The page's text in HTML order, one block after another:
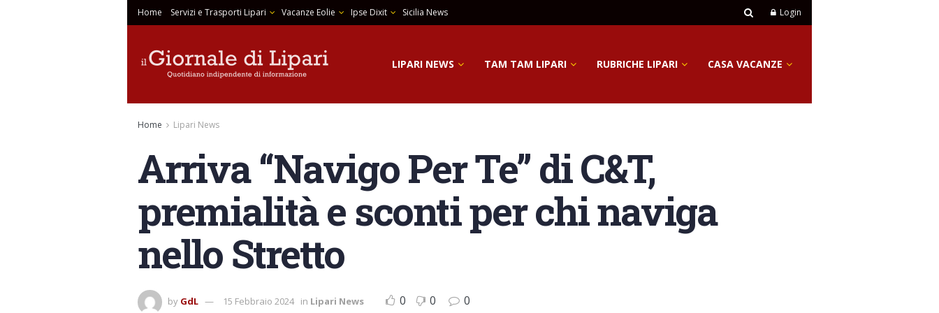
Home Servizi e Trasporti Lipari Vacanze Eolie Ipse Dixit Sicilia News Login
LIPARI NEWS TAM TAM LIPARI RUBRICHE LIPARI CASA VACANZE
Home Lipari News
Arriva “Navigo Per Te” di C&T,
premialità e sconti per chi naviga
nello Stretto
by GdL 15 Febbraio 2024 in Lipari News 0 0 0